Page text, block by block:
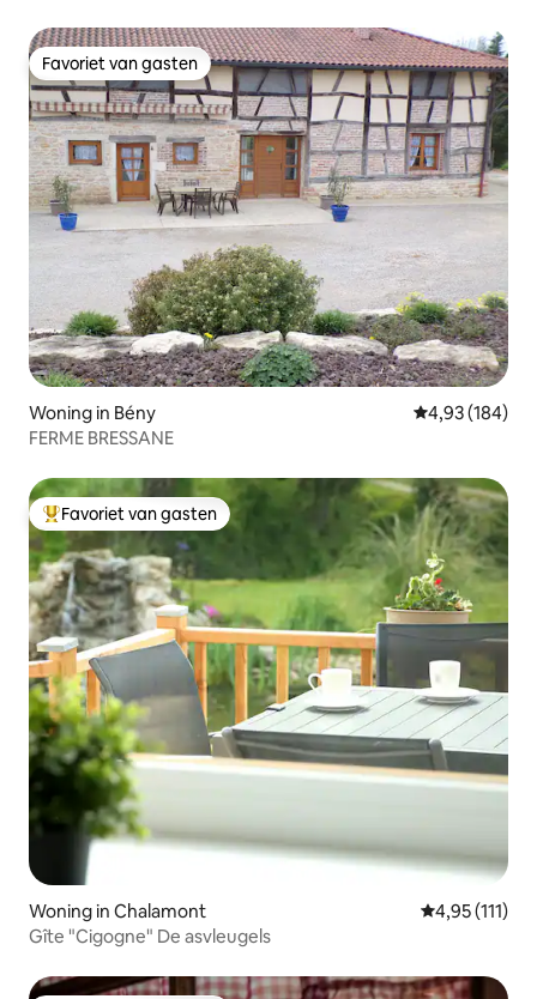
Favoriet van gasten
Favoriet van gasten
Woning in Bény Gemiddelde
4,93 (184)
FERME BRESSANE
Topfavoriet van gasten
Favoriet van gasten
Woning in Chalamont Gemiddelde
4,95 (111)
Gîte "Cigogne" De asvleugels